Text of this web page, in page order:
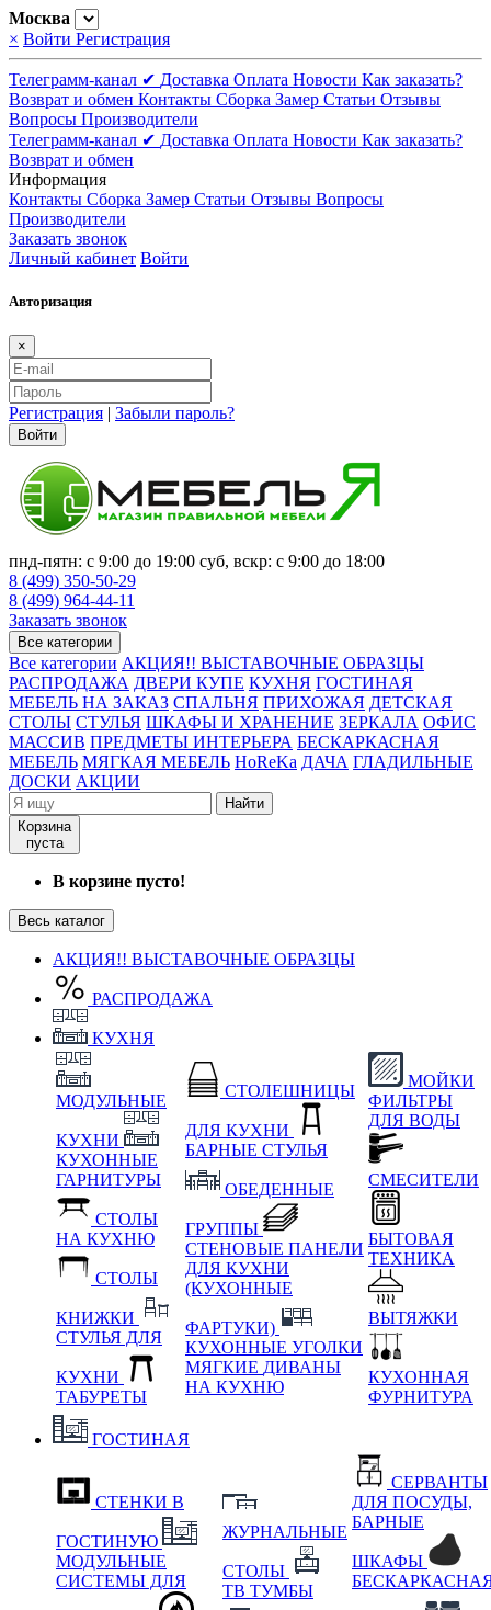
Москва
× Войти Регистрация
Телеграмм-канал ✔ Доставка Оплата Новости Как заказать?
Возврат и обмен Контакты Сборка Замер Статьи Отзывы
Вопросы Производители
Телеграмм-канал ✔ Доставка Оплата Новости Как заказать?
Возврат и обмен
Информация
Контакты Сборка Замер Статьи Отзывы Вопросы
Производители
Заказать звонок
Личный кабинет Войти
Авторизация
×
Регистрация | Забыли пароль?
Войти
пнд-пятн: с 9:00 до 19:00 суб, вскр: с 9:00 до 18:00
8 (499) 350-50-29
8 (499) 964-44-11
Заказать звонок
Все категории
Все категории АКЦИЯ!! ВЫСТАВОЧНЫЕ ОБРАЗЦЫ
РАСПРОДАЖА ДВЕРИ КУПЕ КУХНЯ ГОСТИНАЯ
МЕБЕЛЬ НА ЗАКАЗ СПАЛЬНЯ ПРИХОЖАЯ ДЕТСКАЯ
СТОЛЫ СТУЛЬЯ ШКАФЫ И ХРАНЕНИЕ ЗЕРКАЛА ОФИС
МАССИВ ПРЕДМЕТЫ ИНТЕРЬЕРА БЕСКАРКАСНАЯ
МЕБЕЛЬ МЯГКАЯ МЕБЕЛЬ HoReKa ДАЧА ГЛАДИЛЬНЫЕ
ДОСКИ АКЦИИ
Найти
Корзина
пуста
В корзине пусто!
Весь каталог
АКЦИЯ!! ВЫСТАВОЧНЫЕ ОБРАЗЦЫ
РАСПРОДАЖА
КУХНЯ
МОДУЛЬНЫЕ
КУХНИ
КУХОННЫЕ
ГАРНИТУРЫ
СТОЛЫ
НА КУХНЮ
СТОЛЫ
КНИЖКИ
СТУЛЬЯ ДЛЯ
КУХНИ
ТАБУРЕТЫ
СТОЛЕШНИЦЫ
ДЛЯ КУХНИ
БАРНЫЕ СТУЛЬЯ
ОБЕДЕННЫЕ
ГРУППЫ
СТЕНОВЫЕ ПАНЕЛИ
ДЛЯ КУХНИ
(КУХОННЫЕ
ФАРТУКИ)
КУХОННЫЕ УГОЛКИ
МЯГКИЕ ДИВАНЫ
НА КУХНЮ
МОЙКИ
ФИЛЬТРЫ
ДЛЯ ВОДЫ
СМЕСИТЕЛИ
БЫТОВАЯ
ТЕХНИКА
ВЫТЯЖКИ
КУХОННАЯ
ФУРНИТУРА
ГОСТИНАЯ
СТЕНКИ В
ГОСТИНУЮ
МОДУЛЬНЫЕ
СИСТЕМЫ ДЛЯ
ЖУРНАЛЬНЫЕ
СТОЛЫ
ТВ ТУМБЫ
СЕРВАНТЫ
ДЛЯ ПОСУДЫ,
БАРНЫЕ
ШКАФЫ